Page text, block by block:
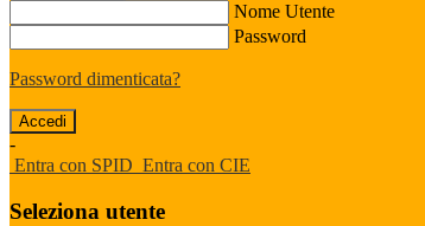
Nome Utente
Password
Password dimenticata?
-
Entra con SPID Entra con CIE
Seleziona utente